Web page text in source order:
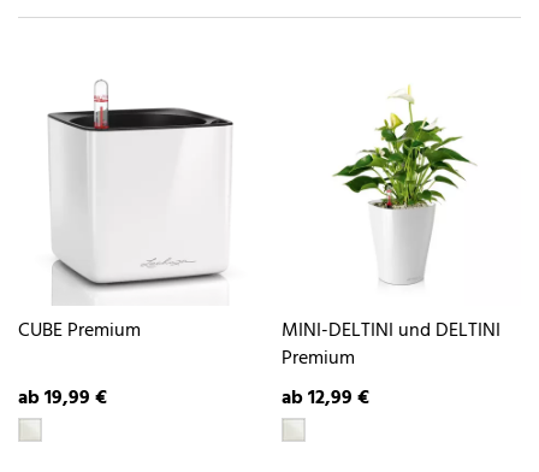
CUBE Premium
ab 19,99 €
MINI-DELTINI und DELTINI
Premium
ab 12,99 €